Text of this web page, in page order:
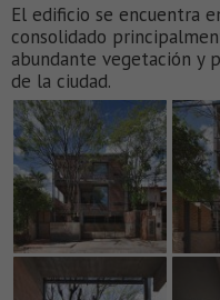
El edificio se encuentra
consolidado
abundante vegetación y
de la ciudad.